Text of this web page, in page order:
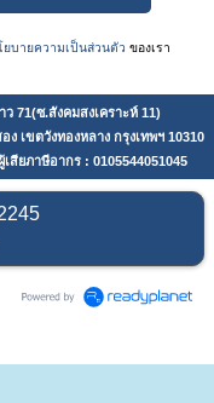
บายความเป็นส่วนตัว ของเรา
ว 71(ซ.สังคมสงเคราะห์ 11)
ง เขตวังทองหลาง กรุงเทพฯ 10310
เสียภาษีอากร : 0105544051045